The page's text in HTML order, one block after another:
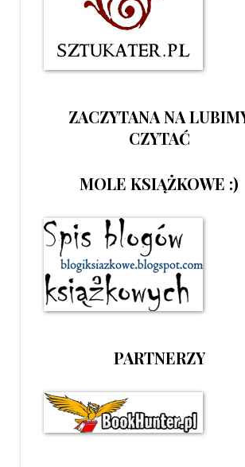
ZACZYTANA NA
CZYTAĆ
MOLE KSIĄŻKOWE :)
PARTNERZY